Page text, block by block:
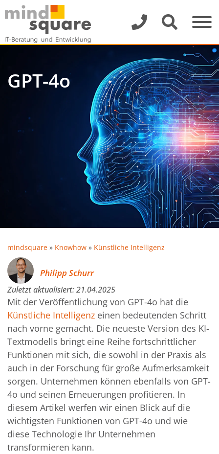
GPT-4o
mindsquare » Knowhow » Künstliche Intelligenz
Philipp Schurr
Zuletzt aktualisiert:21.04.2025
Mit der Veröffentlichung von GPT-4o hat die
Künstliche Intelligenz einen bedeutenden Schritt
nach vorne gemacht. Die neueste Version des KI-
Textmodells bringt eine Reihe fortschrittlicher
Funktionen mit sich, die sowohl in der Praxis als
auch in der Forschung für große Aufmerksamkeit
sorgen. Unternehmen können ebenfalls von GPT-
4o und seinen Erneuerungen profitieren. In
diesem Artikel werfen wir einen Blick auf die
wichtigsten Funktionen von GPT-4o und wie
diese Technologie Ihr Unternehmen
transformieren kann.